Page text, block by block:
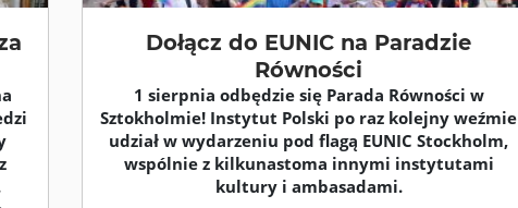
Dołącz do EUNIC na Paradzie
Równości
1 sierpnia odbędzie się Parada Równości w
Sztokholmie! Instytut Polski po raz kolejny weźmie
udział w wydarzeniu pod flagą EUNIC Stockholm,
wspólnie z kilkunastoma innymi instytutami
kultury i ambasadami.